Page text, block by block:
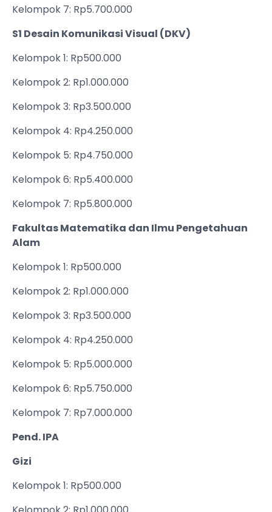
Kelompok 7: Rp5.700.000
S1 Desain Komunikasi Visual (DKV)
Kelompok 1: Rp500.000
Kelompok 2: Rp1.000.000
Kelompok 3: Rp3.500.000
Kelompok 4: Rp4.250.000
Kelompok 5: Rp4.750.000
Kelompok 6: Rp5.400.000
Kelompok 7: Rp5.800.000
Fakultas Matematika dan Ilmu Pengetahuan
Alam
Kelompok 1: Rp500.000
Kelompok 2: Rp1.000.000
Kelompok 3: Rp3.500.000
Kelompok 4: Rp4.250.000
Kelompok 5: Rp5.000.000
Kelompok 6: Rp5.750.000
Kelompok 7: Rp7.000.000
Pend. IPA
Gizi
Kelompok 1: Rp500.000